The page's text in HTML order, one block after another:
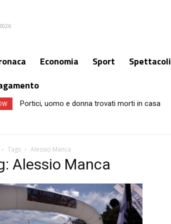
Economia Sport Spettacoli
Portici, uomo e donna trovati morti in casa
Tags Alessio Manca
Alessio Manca